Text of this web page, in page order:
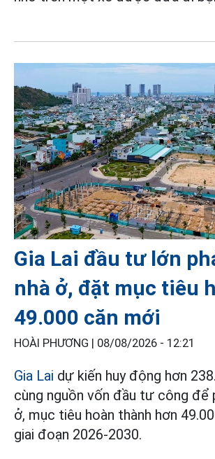
Gia Lai đầu tư lớn
nhà ở, đặt mục tiêu
49.000 căn mới
HOÀI PHƯƠNG | 08/08/2026 - 12:21
Gia Lai dự kiến huy động hơn
cùng nguồn vốn đầu tư công để
ở, mục tiêu hoàn thành hơn
giai đoạn 2026-2030.